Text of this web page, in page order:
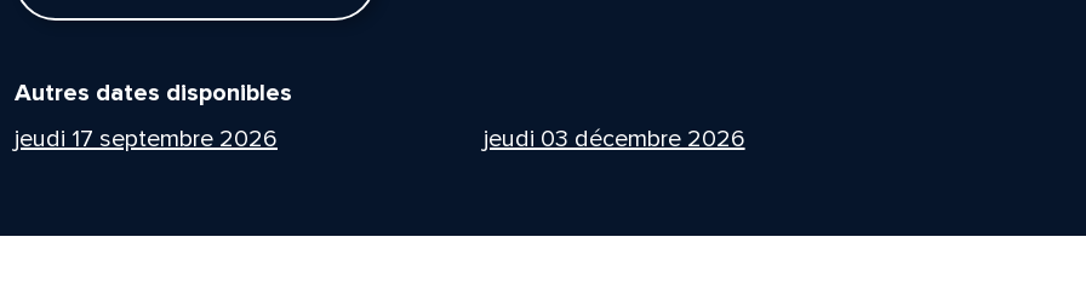
Autres dates disponibles
jeudi 17 septembre 2026
jeudi 03 décembre 2026